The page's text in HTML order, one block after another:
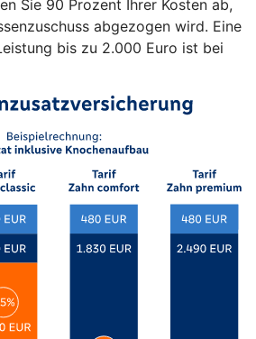
Sie 90 Prozent Ihrer Kosten ab,
abgezogen wird. Eine
bis zu 2.000 Euro ist bei